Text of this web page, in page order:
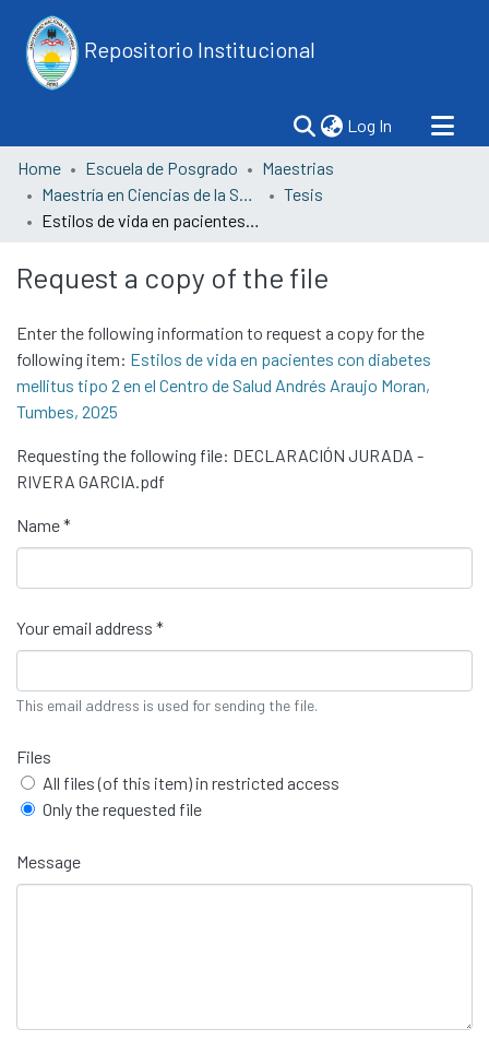
Repositorio Institucional
Log In (current)
Home Escuela de Posgrado
Maestrias
Maestría en Ciencias de la Salud con mención en Salud Familiar y Comunitaria
Tesis
Estilos de vida en pacientes con diabetes mellitus tipo 2 en el Centro de Salud Andrés Araujo Moran, Tumbes, 2025
Request a copy of the file
Enter the following information to request a copy for the
following item: Estilos de vida en pacientes con diabetes
mellitus tipo 2 en el Centro de Salud Andrés Araujo Moran,
Tumbes, 2025
Requesting the following file: DECLARACIÓN JURADA -
RIVERA GARCIA.pdf
Name *
Your email address *
This email address is used for sending the file.
Files
All files (of this item) in restricted access
Only the requested file
Message